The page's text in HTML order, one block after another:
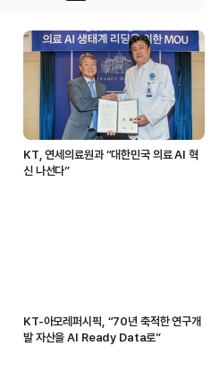
KT, 연세의료원과 “대한민국 의료 AI 혁
신 나선다”
KT-아모레퍼시픽, “70년 축적한 연구개
발 자산을 AI Ready Data로”